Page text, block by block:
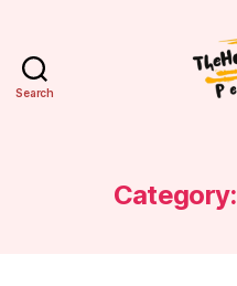
Search
Category: